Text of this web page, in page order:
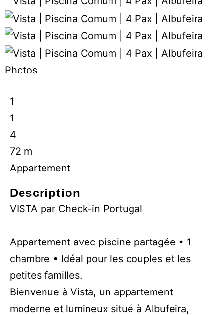
Photos
1
1
4
72 m
Appartement
Description
VISTA par Check-in Portugal
Appartement avec piscine partagée • 1
chambre • Idéal pour les couples et les
petites familles.
Bienvenue à Vista, un appartement
moderne et lumineux situé à Albufeira,